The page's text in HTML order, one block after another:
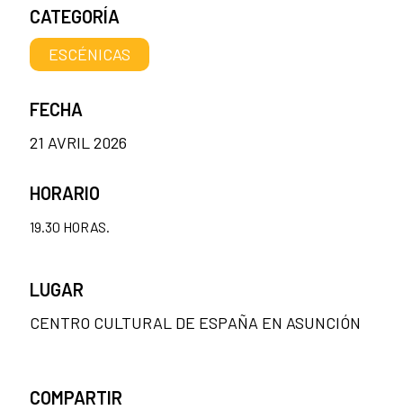
CATEGORÍA
ESCÉNICAS
FECHA
21 AVRIL 2026
HORARIO
19.30 HORAS.
LUGAR
CENTRO CULTURAL DE ESPAÑA EN ASUNCIÓN
COMPARTIR